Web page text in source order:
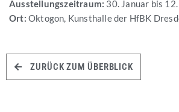
Ausstellungszeitraum: 30. Januar bis
Ort: Oktogon, Kunsthalle der HfBK
ZURÜCK ZUM ÜBERBLICK